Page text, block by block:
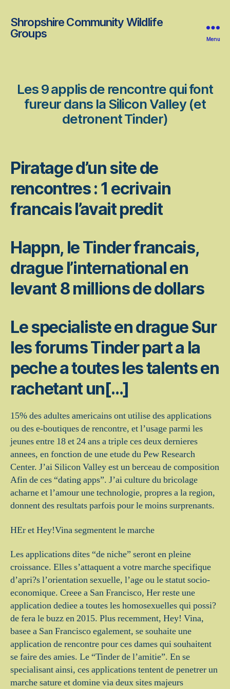
Shropshire Community Wildlife
Groups
Menu
Les 9 applis de rencontre qui font
fureur dans la Silicon Valley (et
detronent Tinder)
Piratage d’un site de
rencontres : 1 ecrivain
francais l’avait predit
Happn, le Tinder francais,
drague l’international en
levant 8 millions de dollars
Le specialiste en drague Sur
les forums Tinder part a la
peche a toutes les talents en
rachetant un[…]
15% des adultes americains ont utilise des applications
ou des e-boutiques de rencontre, et l’usage parmi les
jeunes entre 18 et 24 ans a triple ces deux dernieres
annees, en fonction de une etude du Pew Research
Center. J’ai Silicon Valley est un berceau de composition
Afin de ces “dating apps”. J’ai culture du bricolage
acharne et l’amour une technologie, propres a la region,
donnent des resultats parfois pour le moins surprenants.
HEr et Hey!Vina segmentent le marche
Les applications dites “de niche” seront en pleine
croissance. Elles s’attaquent a votre marche specifique
d’apri?s l’orientation sexuelle, l’age ou le statut socio-
economique. Creee a San Francisco, Her reste une
application dediee a toutes les homosexuelles qui possi?
de fera le buzz en 2015. Plus recemment, Hey! Vina,
basee a San Francisco egalement, se souhaite une
application de rencontre pour ces dames qui souhaitent
se faire des amies. Le “Tinder de l’amitie”. En se
specialisant ainsi, ces applications tentent de penetrer un
marche sature et domine via deux sites majeurs